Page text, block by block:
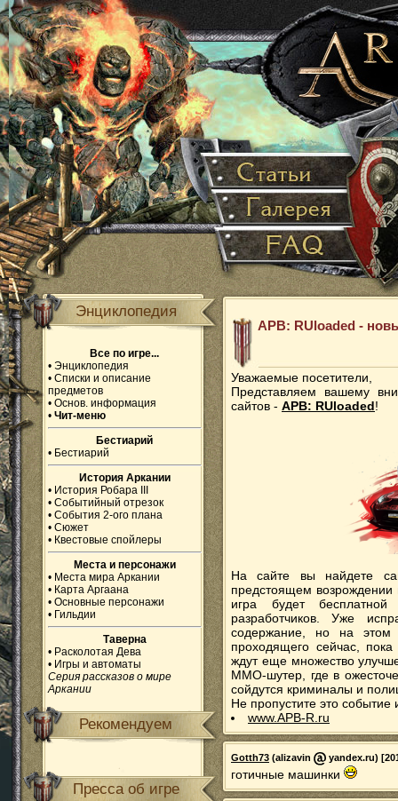
Энциклопедия
Все по игре...
• Энциклопедия
• Списки и описание
предметов
• Основ. информация
• Чит-меню
Бестиарий
• Бестиарий
История Аркании
• История Робара III
• Событийный отрезок
• События 2-ого плана
• Сюжет
• Квестовые спойлеры
Места и персонажи
• Места мира Аркании
• Карта Аргаана
• Основные персонажи
• Гильдии
Таверна
• Расколотая Дева
• Игры и автоматы
Серия рассказов о мире
Аркании
Рекомендуем
Пресса об игре
APB: RUloaded -
Уважаемые посетители,
Представляем вашему
сайтов - APB: RUloaded!
На сайте вы найдете
предстоящем возрождении
игра будет
разработчиков. Уже
содержание, но на этом
проходящего сейчас,
ждут еще множество
MMO-шутер, где в
сойдутся криминалы и
Не пропустите это
www.APB-R.ru
Gotth73 (alizavin yandex.ru)
готичные машинки